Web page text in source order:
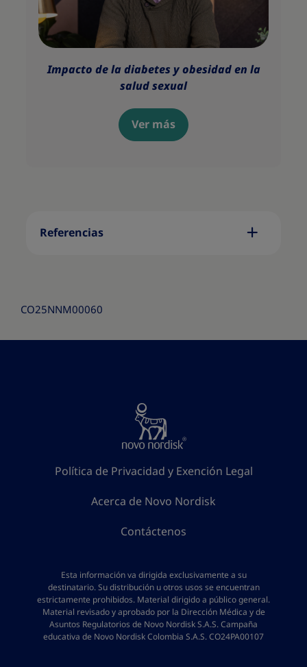
Impacto de la diabetes y obesidad en la
salud sexual
Ver más
Referencias
CO25NNM00060
Política de Privacidad y Exención Legal
Acerca de Novo Nordisk
Contáctenos
Esta información va dirigida exclusivamente a su
destinatario. Su distribución u otros usos se encuentran
estrictamente prohibidos. Material dirigido a público general.
Material revisado y aprobado por la Dirección Médica y de
Asuntos Regulatorios de Novo Nordisk S.A.S. Campaña
educativa de Novo Nordisk Colombia S.A.S. CO24PA00107